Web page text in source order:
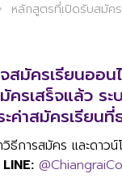
หลักสูตรที่เปิดรับสมัคร
สมัครเรียนออ
ครเสร็จแล้ว ระ
ค่าสมัครเรียนที่
การสมัคร และดาวน์